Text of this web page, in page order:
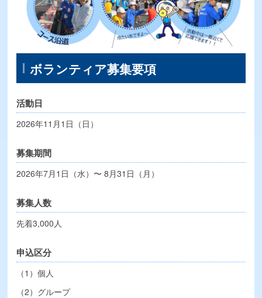
ボランティア募集要項
活動日
2026年11月1日（日）
募集期間
2026年7月1日（水）〜 8月31日（月）
募集人数
先着3,000人
申込区分
（1）個人
（2）グループ